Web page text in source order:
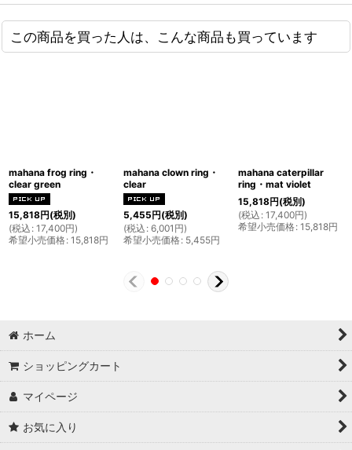
この商品を買った人は、こんな商品も買っています
mahana frog ring・
clear green
15,818円(税別)
(税込 : 17,400円)
希望小売価格: 15,818円
mahana clown ring・
clear
5,455円(税別)
(税込 : 6,001 円)
希望小売価格: 5,455円
mahana caterpillar
ring・mat violet
15,818円(税別)
(税込 : 17,400円)
希望小売価格: 15,818円
ホーム
ショッピングカート
マイページ
お気に入り